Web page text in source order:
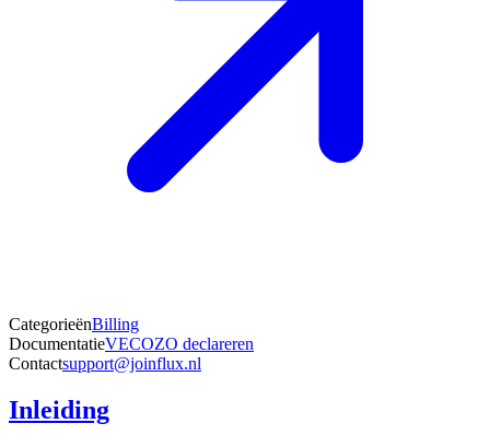
CategorieënBilling
DocumentatieVECOZO declareren
Contactsupport@joinflux.nl
Inleiding